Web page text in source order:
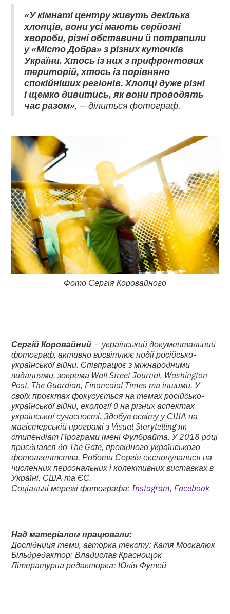
«У кімнаті центру живуть декілька
хлопців, вони усі мають серйозні
хвороби, різні обставини й потрапили
у «Місто Добра» з різних куточків
України. Хтось із них з прифронтових
територій, хтось із порівняно
спокійніших регіонів. Хлопці дуже різні
і щемко дивитись, як вони проводять
час разом», — ділиться фотограф.
Фото Сергія Коровайного
Сергій Коровайний— український документальний
фотограф, активно висвітлює події російсько-
української війни. Співпрацює з міжнародними
виданнями, зокрема Wall Street Journal, Washington
Post, The Guardian, Financaial Times та іншими. У
своїх проєктах фокусується на темах російсько-
української війни, екології й на різних аспектах
української сучасності. Здобув освіту у США на
магістерській програмі з Visual Storytelling як
стипендіат Програми імені Фулбрайта. У 2018 році
приєднався до The Gate, провідного українського
фотоагентства. Роботи Сергія експонувалися на
численних персональних і колективних виставках в
Україні, США та ЄС.
Соціальні мережі фотографа: Instagram, Facebook
Над матеріалом працювали:
Дослідниця теми, авторка тексту: Катя Москалюк
Більдредактор: Владислав Краснощок
Літературна редакторка: Юлія Футей